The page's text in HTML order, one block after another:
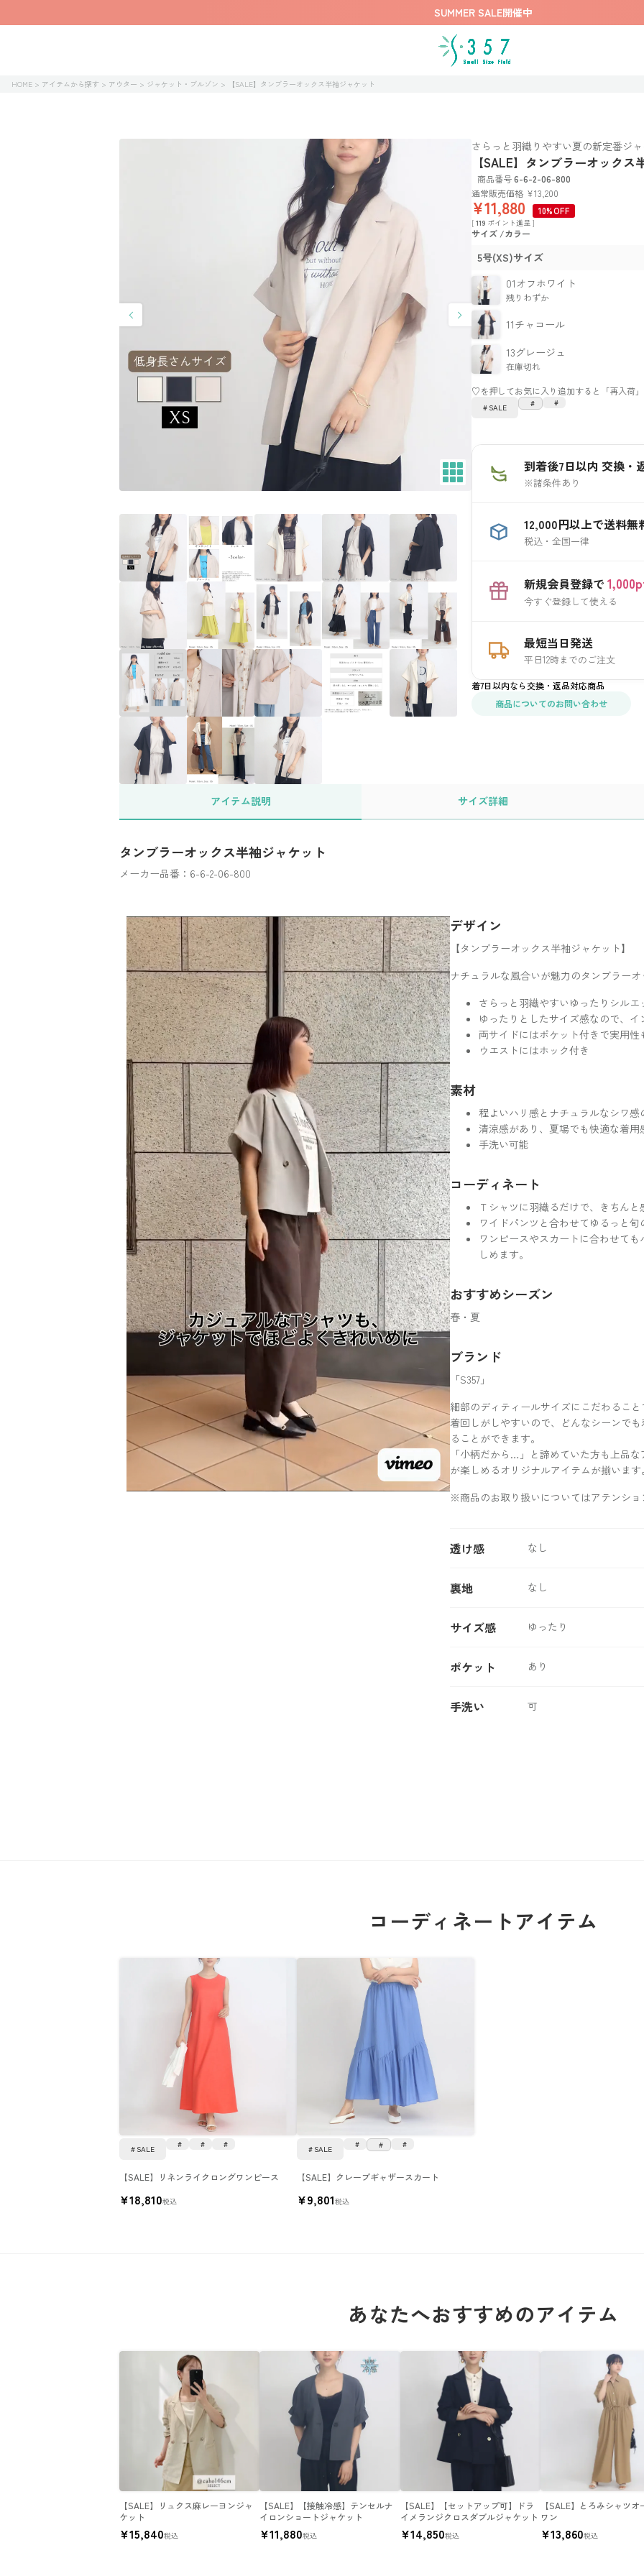
SUMMER SALE開催中
HOME アイテムから探す アウター ジャケット・ブルゾン 【SALE】タンブラーオックス半袖ジャケット
さらっと羽織りやすい夏の新定番ジ
【SALE】タンブラーオックス
商品番号6-6-2-06-800
通常販売価格 ¥13,200
¥11,880 10%OFF
[ 119 ポイント進呈 ]
サイズ カラー
5号(XS)サイズ
01オフホワイト
残りわずか
11チャコール
13グレージュ
在庫切れ
SALE
到着後7日以内 交換・
※諸条件あり
12,000円以上で送料無
税込・全国一律
新規会員登録で
今すぐ登録して使える
最短当日発送
平日12時までのご注文
着7日以内なら交換・返品対応商品
商品についてのお問い合わせ
アイテム説明 サイズ詳細
タンブラーオックス半袖ジャケット
メーカー品番：6-6-2-06-800
デザイン
【タンブラーオックス半袖ジャケット】
ナチュラルな風合いが魅力のタンブラー
さらっと羽織やすいゆったりシルエ
ゆったりとしたサイズ感なので、
両サイドにはポケット付きで実用性
ウエストにはホック付き
素材
程よいハリ感とナチュラルなシワ
清涼感があり、夏場でも快適な着用
手洗い可能
コーディネート
Ｔシャツに羽織るだけで、きちん
ワイドパンツと合わせてゆるっと旬
ワンピースやスカートに合わせて
しめます。
おすすめシーズン
春・夏
ブランド
「S357」
細部のディティールサイズにこだわること
着回しがしやすいので、どんなシーンで
ることができます。
「小柄だから…」と諦めていた方も上品
が楽しめるオリジナルアイテムが揃います。
※商品のお取り扱いについてはアテンショ
透け感 なし
裏地 なし
サイズ感 ゆったり
ポケット あり
手洗い 可
コーディネートアイテム
【SALE】リネンライクロングワンピース
SALE
¥18,810税込
【SALE】クレープギャザースカート
SALE
¥9,801税込
あなたへおすすめのアイテム
【SALE】リュクス麻レーヨンジャ
ケット
¥15,840税込
【SALE】【接触冷感】テンセルナ
イロンショートジャケット
¥11,880税込
【SALE】【セットアップ可】ドラ
イメランジクロスダブルジャケット
¥14,850税込
【SALE】とろみシャツオ
ワン
¥13,860税込